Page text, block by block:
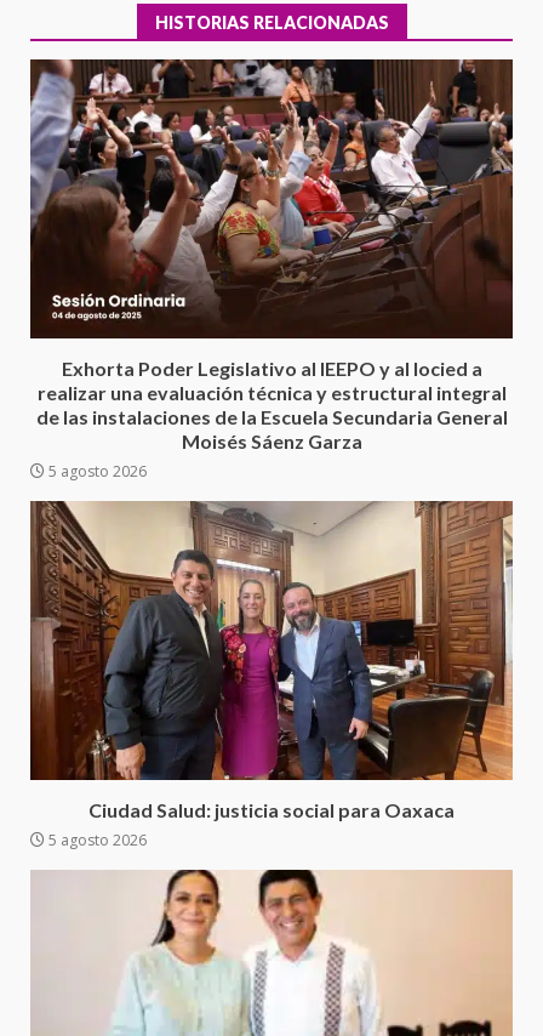
HISTORIAS RELACIONADAS
Exhorta Poder Legislativo al IEEPO y al Iocied a
realizar una evaluación técnica y estructural integral
de las instalaciones de la Escuela Secundaria General
Moisés Sáenz Garza
5 agosto 2026
Ciudad Salud: justicia social para Oaxaca
5 agosto 2026
3
Encuentro de Ariadna Montiel
con el Gobernador Salomón Jara
Cruz reafirma la consolidación
de la transformación en
territorio oaxaqueño
30 julio 2026
4
Juan Mazatlán
20 julio 2026
5
Sanciona Municipio de Oaxaca
de Juárez caso de maltrato
animal tras denuncia ciudadana
16 julio 2026
Detienen a Ernesto Ruffo en Baja
California; FGR lo investiga por
presuntos delitos de
16 julio 2026
Sin paso carretera Oaxaca-
Cuacnopalan
26 junio 2026